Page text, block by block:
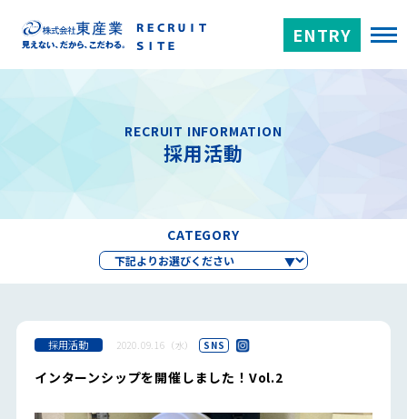
ENTRY
RECRUIT INFORMATION
採用活動
CATEGORY
採用活動 2020.09.16（水） SNS
インターンシップを開催しました！Vol.2